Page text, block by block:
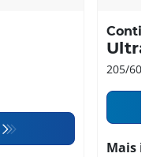
205/60
Mais